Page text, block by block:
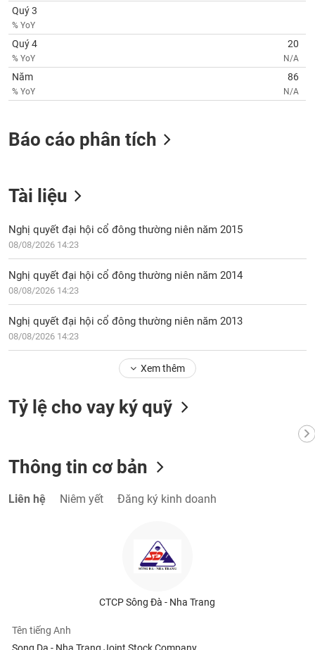
Quý 3
% YoY
Quý 4
% YoY
20
N/A
Năm
% YoY
86
N/A
Báo cáo phân tích
Tài liệu
Nghị quyết đại hội cổ đông thường niên năm 2015
08/08/2026 14:23
Nghị quyết đại hội cổ đông thường niên năm 2014
08/08/2026 14:23
Nghị quyết đại hội cổ đông thường niên năm 2013
08/08/2026 14:23
Xem thêm
Tỷ lệ cho vay ký quỹ
Thông tin cơ bản
Liên hệ Niêm yết Đăng ký kinh doanh
CTCP Sông Đà - Nha Trang
Tên tiếng Anh
tài
chính
Công
cụ
tư
Truyền
tài
chính
Dữ
liệu
tài
chính